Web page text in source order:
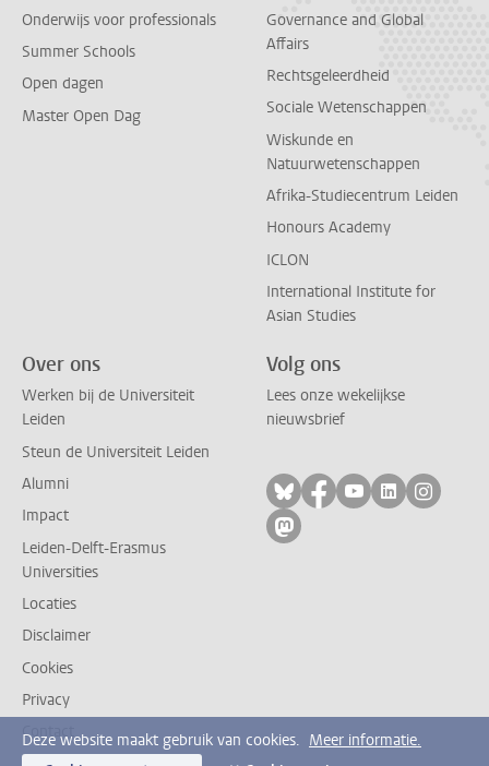
Onderwijs voor professionals
Summer Schools
Open dagen
Master Open Dag
Governance and Global
Affairs
Rechtsgeleerdheid
Sociale Wetenschappen
Wiskunde en
Natuurwetenschappen
Afrika-Studiecentrum Leiden
Honours Academy
ICLON
International Institute for
Asian Studies
Over ons
Werken bij de Universiteit
Leiden
Steun de Universiteit Leiden
Alumni
Impact
Leiden-Delft-Erasmus
Universities
Locaties
Disclaimer
Cookies
Privacy
Contact
Volg ons
Lees onze wekelijkse
nieuwsbrief
Volg ons op bluesky
Volg ons op
Volg ons op
Volg ons
Volg
Volg ons op mastodon
Deze website maakt gebruik van cookies. Meer informatie.